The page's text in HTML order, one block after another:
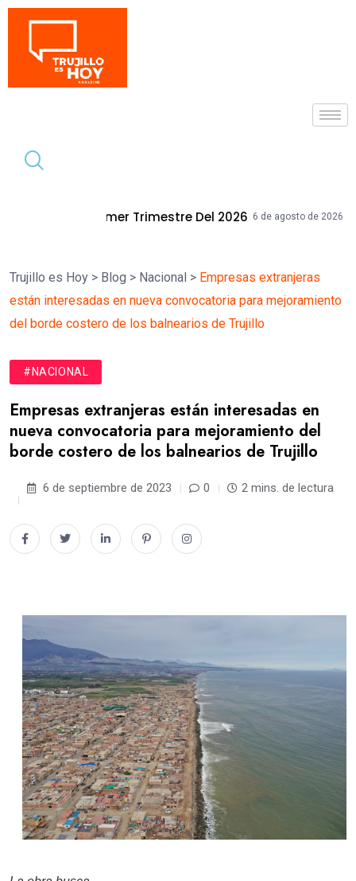
Del 2026 6 de agosto de 2026 Mallplaza Trujillo
Trujillo es Hoy > Blog > Nacional > Empresas extranjeras
están interesadas en nueva convocatoria para mejoramiento
del borde costero de los balnearios de Trujillo
#NACIONAL
Empresas extranjeras están interesadas en
nueva convocatoria para mejoramiento del
borde costero de los balnearios de Trujillo
6 de septiembre de 2023 0 2 mins. de lectura